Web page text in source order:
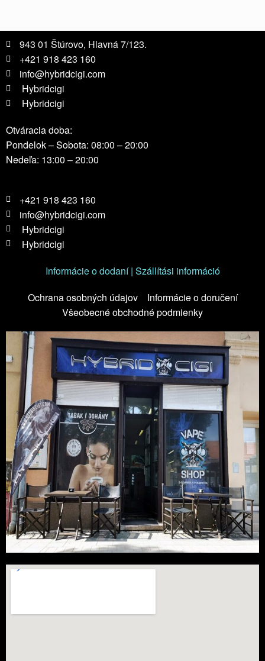
943 01 Štúrovo, Hlavná 7/123.
+421 918 423 160
info@hybridcigi.com
Hybridcigi
Hybridcigi
Otváracia doba:
Pondelok – Sobota: 08:00 – 20:00
Nedeľa: 13:00 – 20:00
+421 918 423 160
info@hybridcigi.com
Hybridcigi
Hybridcigi
Informácie o dodaní | Szállítási információ
Ochrana osobných údajov
Informácie o doručení
Všeobecné obchodné podmienky